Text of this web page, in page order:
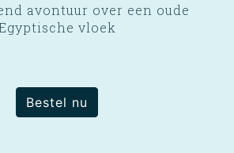
avontuur over een oude
vloek
Bestel nu